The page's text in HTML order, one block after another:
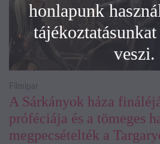
A Sárkányok háza
próféciája és a tömeges
megpecsételték a
Filmipar
honlapunk
veszi.